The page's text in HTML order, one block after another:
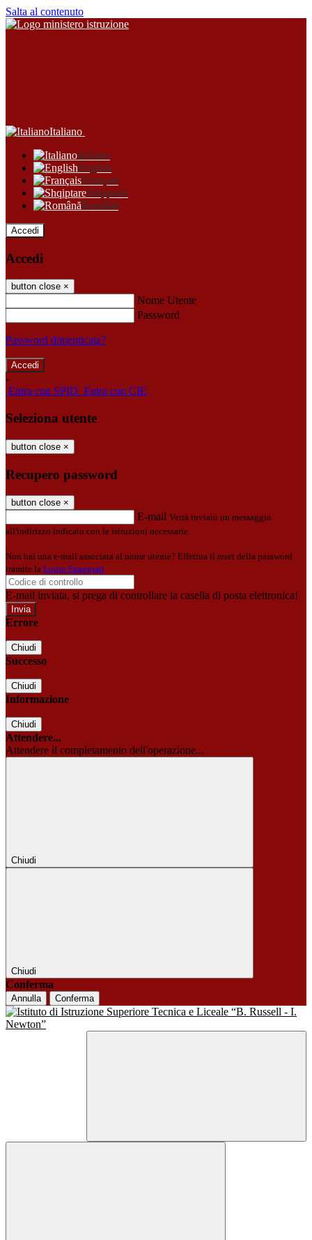
Salta al contenuto
Italiano
Italiano
English
Français
Shqiptare
Română
Accedi
Accedi
button close ×
Nome Utente
Password
Password dimenticata?
-
Entra con SPID Entra con CIE
Seleziona utente
button close ×
Recupero password
button close ×
E-mail Verrà inviato un messaggio
all'indirizzo indicato con le istruzioni necessarie.
Non hai una e-mail associata al nome utente? Effettua il reset della password
tramite la Login Spaggiari
E-mail inviata, si prega di controllare la casella di posta elettronica!
Errore
Chiudi
Successo
Chiudi
Informazione
Chiudi
Attendere...
Attendere il completamento dell'operazione...
Chiudi
Chiudi
Conferma
Annulla Conferma